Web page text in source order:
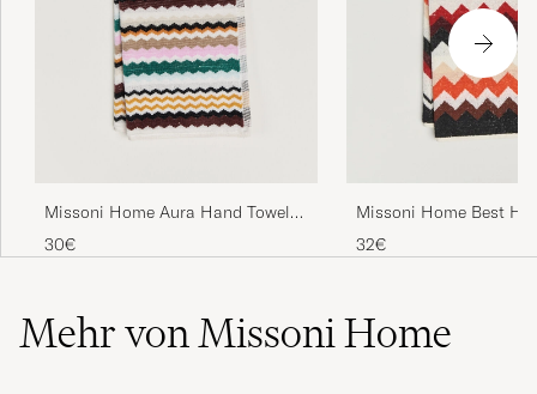
Missoni Home Aura Hand Towel
70x40cm Multi
30€
Missoni Home Best
70x40cm Red Multi
32€
Mehr von Missoni Home